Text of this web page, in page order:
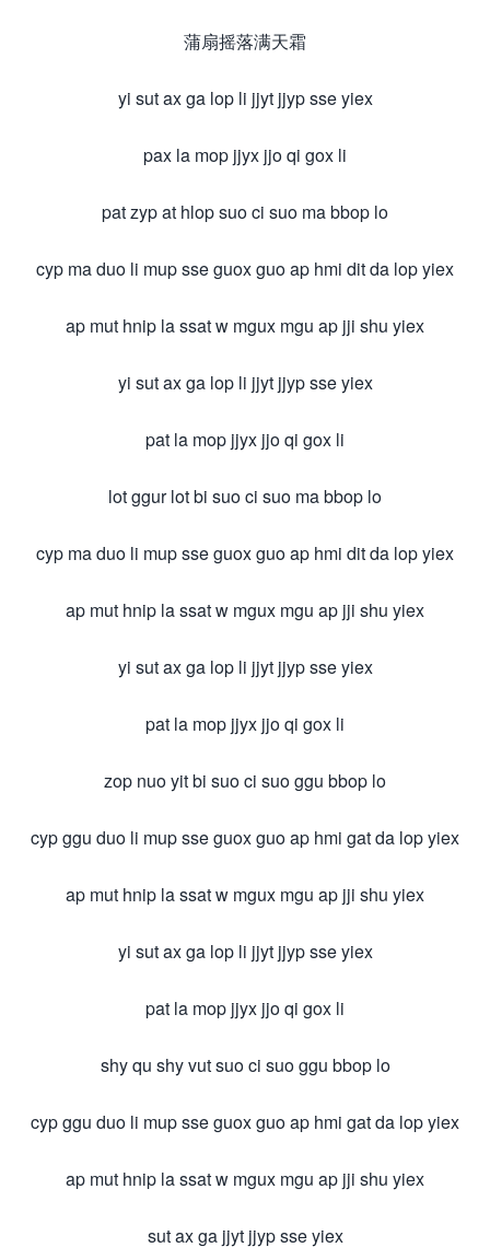
蒲扇摇落满天霜
yi sut ax ga lop li jjyt jjyp sse yiex
pax la mop jjyx jjo qi gox li
pat zyp at hlop suo ci suo ma bbop lo
cyp ma duo li mup sse guox guo ap hmi dit da lop yiex
ap mut hnip la ssat w mgux mgu ap jji shu yiex
yi sut ax ga lop li jjyt jjyp sse yiex
pat la mop jjyx jjo qi gox li
lot ggur lot bi suo ci suo ma bbop lo
cyp ma duo li mup sse guox guo ap hmi dit da lop yiex
ap mut hnip la ssat w mgux mgu ap jji shu yiex
yi sut ax ga lop li jjyt jjyp sse yiex
pat la mop jjyx jjo qi gox li
zop nuo yit bi suo ci suo ggu bbop lo
cyp ggu duo li mup sse guox guo ap hmi gat da lop yiex
ap mut hnip la ssat w mgux mgu ap jji shu yiex
yi sut ax ga lop li jjyt jjyp sse yiex
pat la mop jjyx jjo qi gox li
shy qu shy vut suo ci suo ggu bbop lo
cyp ggu duo li mup sse guox guo ap hmi gat da lop yiex
ap mut hnip la ssat w mgux mgu ap jji shu yiex
sut ax ga jjyt jjyp sse yiex